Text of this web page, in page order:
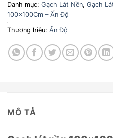
Danh mục: Gạch Lát Nền, Gạch
100x100Cm – Ấn Độ
Thương hiệu: Ấn Độ
MÔ TẢ